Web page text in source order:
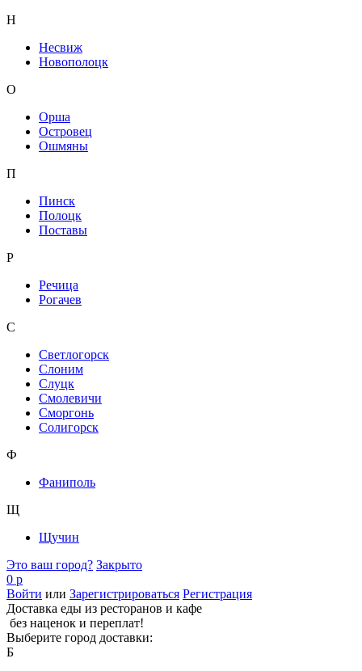
Н
Несвиж
Новополоцк
О
Орша
Островец
Ошмяны
П
Пинск
Полоцк
Поставы
Р
Речица
Рогачев
С
Светлогорск
Слоним
Слуцк
Смолевичи
Сморгонь
Солигорск
Ф
Фаниполь
Щ
Щучин
Это ваш город? Закрыто
0 р
Войти или Зарегистрироваться Регистрация
Доставка еды из ресторанов и кафе
без наценок и переплат!
Выберите город доставки:
Б